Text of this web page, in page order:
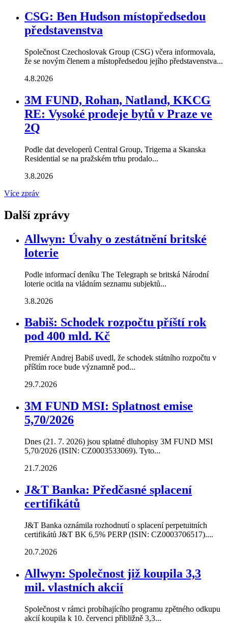
CSG: Ben Hudson místopředsedou
představenstva
Společnost Czechoslovak Group (CSG) včera informovala,
že se novým členem a místopředsedou jejího představenstva...
4.8.2026
3M FUND, Rohan, Natland, KKCG
RE: Vysoké prodeje bytů v Praze ve
2Q
Podle dat developerů Central Group, Trigema a Skanska
Residential se na pražském trhu prodalo...
3.8.2026
Více zpráv
Další zprávy
Allwyn: Úvahy o zestátnění britské
loterie
Podle informací deníku The Telegraph se britská Národní
loterie ocitla na vládním seznamu subjektů...
3.8.2026
Babiš: Schodek rozpočtu příští rok
pod 400 mld. Kč
Premiér Andrej Babiš uvedl, že schodek státního rozpočtu v
příštím roce bude významně pod...
29.7.2026
3M FUND MSI: Splatnost emise
5,70/2026
Dnes (21. 7. 2026) jsou splatné dluhopisy 3M FUND MSI
5,70/2026 (ISIN: CZ0003533069). Tyto...
21.7.2026
J&T Banka: Předčasné splacení
certifikátů
J&T Banka oznámila rozhodnutí o splacení perpetuitních
certifikátů J&T BK 6,5% PERP (ISIN: CZ0003706517)....
20.7.2026
Allwyn: Společnost již koupila 3,3
mil. vlastních akcií
Společnost v rámci probíhajícího programu zpětného odkupu
akcií koupila k 10. červenci přibližně 3,3...